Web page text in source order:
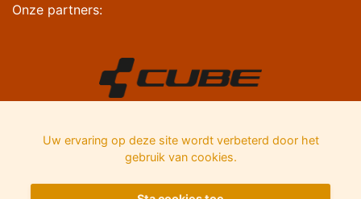
Onze partners:
Uw ervaring op deze site wordt verbeterd door het
gebruik van cookies.